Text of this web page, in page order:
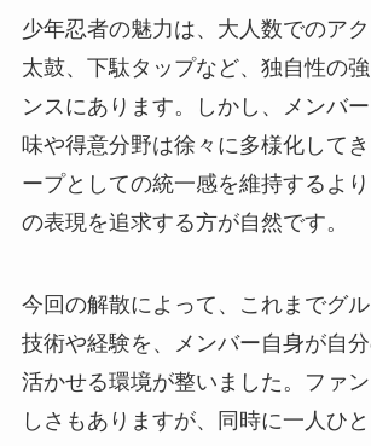
少年忍者の魅力は、大人数でのア
太鼓、下駄タップなど、独自性の
ンスにあります。しかし、メンバ
味や得意分野は徐々に多様化して
ープとしての統一感を維持するよ
の表現を追求する方が自然です。
今回の解散によって、これまでグ
技術や経験を、メンバー自身が自
活かせる環境が整いました。ファ
しさもありますが、同時に一人ひ